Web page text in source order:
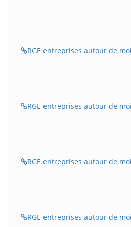
RGE entreprises autour de
RGE entreprises autour de
RGE entreprises autour de
RGE entreprises autour de